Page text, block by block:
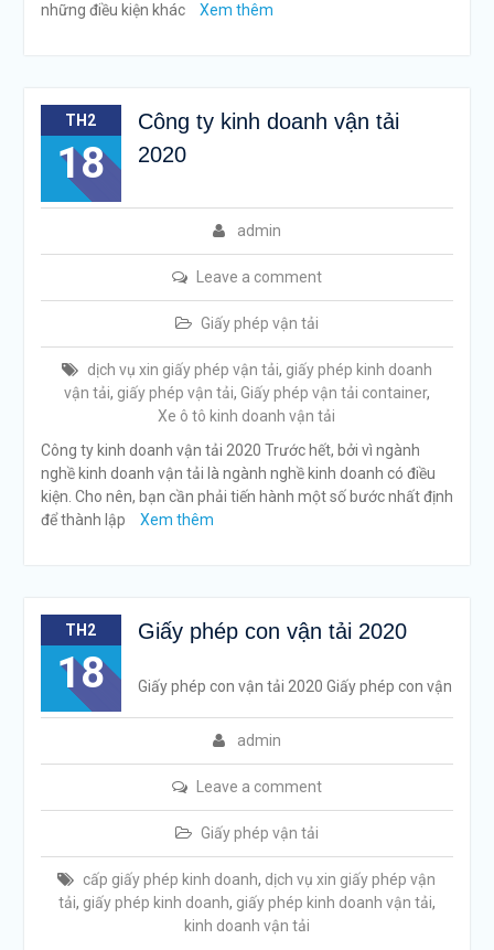
những điều kiện khác
Xem thêm
TH2
18
Công ty kinh doanh vận tải
2020
admin
Leave a comment
Giấy phép vận tải
dịch vụ xin giấy phép vận tải, giấy phép kinh doanh
vận tải, giấy phép vận tải, Giấy phép vận tải container,
Xe ô tô kinh doanh vận tải
Công ty kinh doanh vận tải 2020 Trước hết, bởi vì ngành
nghề kinh doanh vận tải là ngành nghề kinh doanh có điều
kiện. Cho nên, bạn cần phải tiến hành một số bước nhất định
để thành lập
Xem thêm
TH2
18
Giấy phép con vận tải 2020
admin
Leave a comment
Giấy phép vận tải
cấp giấy phép kinh doanh, dịch vụ xin giấy phép vận
tải, giấy phép kinh doanh, giấy phép kinh doanh vận tải,
kinh doanh vận tải
Giấy phép con vận tải 2020 Giấy phép con vận